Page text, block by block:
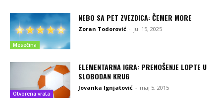
Mesečina
NEBO SA PET ZVEZDICA: ČEMER MORE
Zoran Todorović - jul 15, 2025
Otvorena vrata
ELEMENTARNA IGRA: PRENOŠENJE LOPTE U
SLOBODAN KRUG
Jovanka Ignjatović - maj 5, 2015